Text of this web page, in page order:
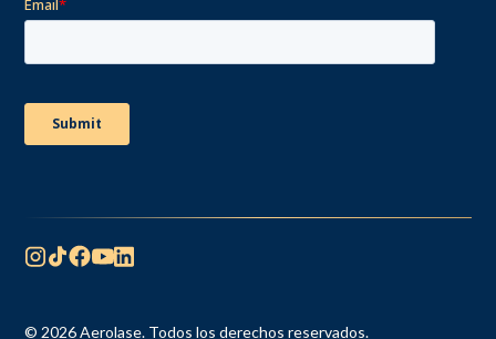
© 2026 Aerolase. Todos los derechos reservados.